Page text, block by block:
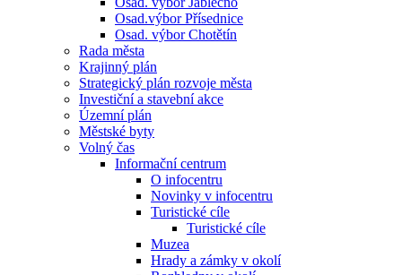
Osad.výbor Přísednice
Osad. výbor Chotětín
Rada města
Krajinný plán
Strategický plán rozvoje města
Investiční a stavební akce
Územní plán
Městské byty
Volný čas
Informační centrum
O infocentru
Novinky v infocentru
Turistické cíle
Turistické cíle
Muzea
Hrady a zámky v okolí